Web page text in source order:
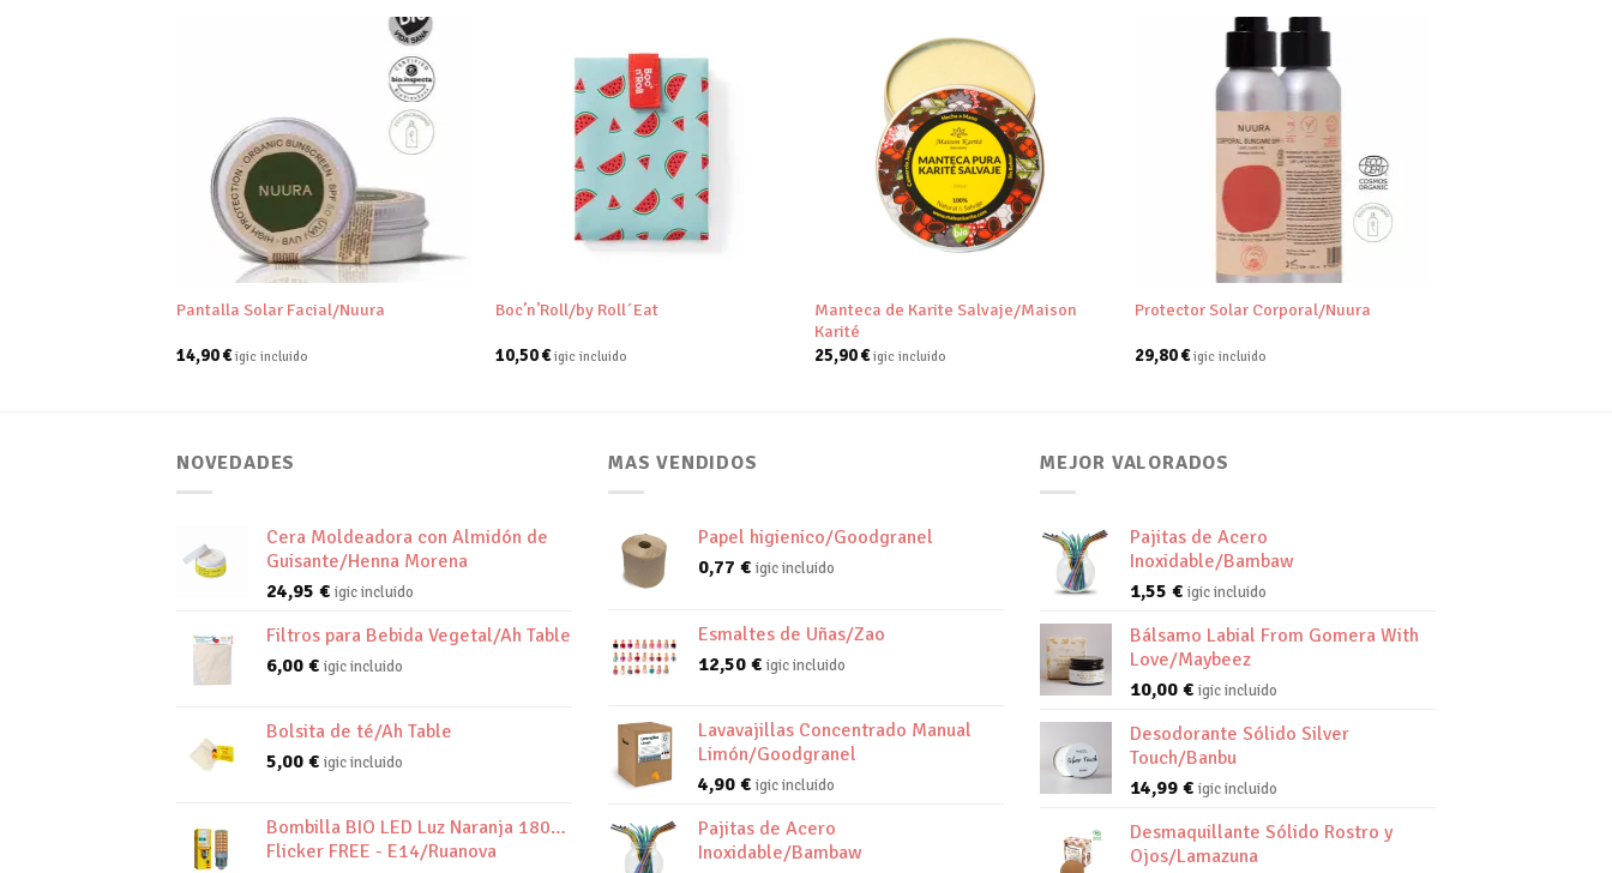
Añadir
a tu
lista de
Pantalla Solar Facial/Nuura
14,90€ igic incluido
Boc’n’Roll/by Roll´Eat
10,50€ igic incluido
Manteca de Karite Salvaje/Maison
Karité
25,90€ igic incluido
lista de
deseos
Protector Solar Corporal/Nuura
29,80€ igic incluido
NOVEDADES
Cera Moldeadora con Almidón de
Guisante/Henna Morena
24,95 € igic incluido
Filtros para Bebida Vegetal/Ah Table
6,00 € igic incluido
Bolsita de té/Ah Table
5,00 € igic incluido
Bombilla BIO LED Luz Naranja 1800K
Flicker FREE - E14/Ruanova
MAS VENDIDOS
Papel higienico/Goodgranel
0,77 € igic incluido
Esmaltes de Uñas/Zao
12,50 € igic incluido
Lavavajillas Concentrado Manual
Limón/Goodgranel
4,90 € igic incluido
Pajitas de Acero
Inoxidable/Bambaw
MEJOR VALORADOS
Pajitas de Acero
Inoxidable/Bambaw
1,55 € igic incluido
Bálsamo Labial From Gomera With
Love/Maybeez
10,00 € igic incluido
Desodorante Sólido Silver
Touch/Banbu
14,99 € igic incluido
Desmaquillante Sólido Rostro y
Ojos/Lamazuna